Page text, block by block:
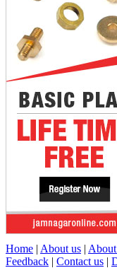
Home | About us | About
Feedback | Contact us |